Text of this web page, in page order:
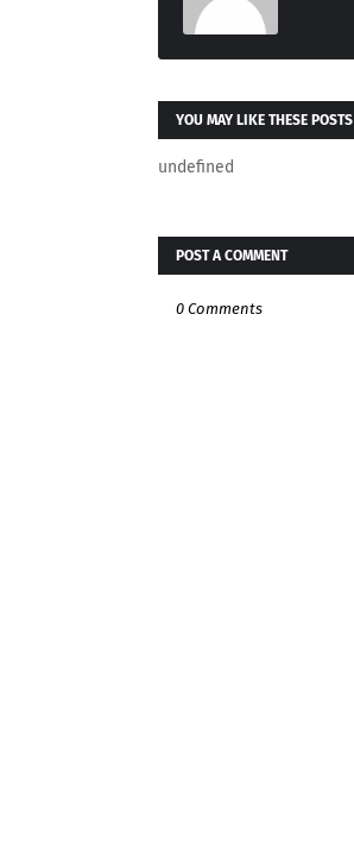
YOU MAY LIKE THESE POSTS
undefined
POST A COMMENT
0 Comments